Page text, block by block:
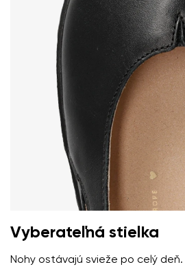
Vyberateľná stielka
Nohy ostávajú svieže po celý